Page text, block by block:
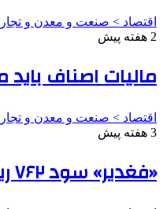
اقتصاد > صنعت و معدن و
2 هفته پیش
مالیات اصناف
اقتصاد > صنعت و معدن و
3 هفته پیش
«فغدیر» سود ۷۶۲ ریالی تقسیم کرد